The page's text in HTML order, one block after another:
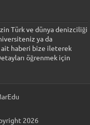
Türk ve dünya denizciliği
ya da
haberi bize ileterek
öğrenmek için
2026